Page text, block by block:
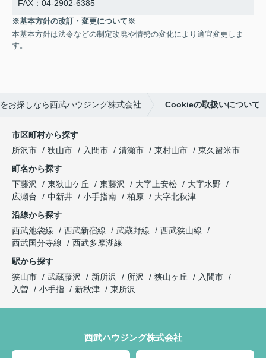
FAX：04-2902-6385
※基本方針の改訂・変更について※
本基本方針は法令などの制定改廃や情勢の変化により適宜変更しま
す。
お探しなら西武ハウジング株式会社 Cookieの取扱いについて
市区町村から探す
所沢市
狭山市 入間市 清瀬市 東村山市
東久留米市
町名から探す
下藤沢
東狭山ケ丘 東藤沢 大字上安松
大字水野
広瀬台
中新井 小手指南 柏原
大字北秋津
沿線から探す
西武池袋線
西武新宿線 武蔵野線
西武狭山線
西武国分寺線
西武多摩湖線
駅から探す
狭山市
武蔵藤沢 新所沢 所沢 狭山ヶ丘
入間市
入曽
小手指 新秋津 東所沢
西武ハウジング株式会社